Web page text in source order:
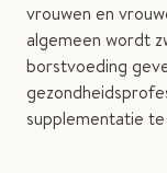
vrouwen en
algemeen wordt
borstvoeding
supplementatie